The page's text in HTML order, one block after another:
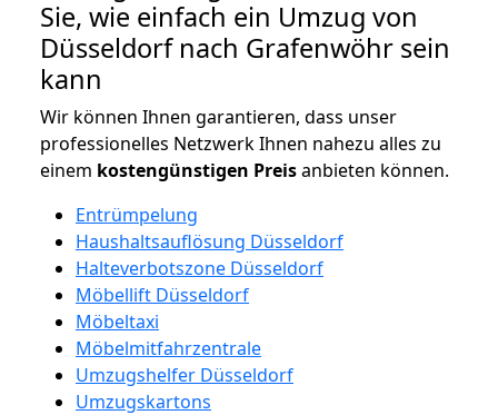
Sie, wie einfach ein Umzug von
Düsseldorf nach Grafenwöhr sein
kann
Wir können Ihnen garantieren, dass unser
professionelles Netzwerk Ihnen nahezu alles zu
einem kostengünstigen Preisanbieten können.
Entrümpelung
Haushaltsauflösung Düsseldorf
Halteverbotszone Düsseldorf
Möbellift Düsseldorf
Möbeltaxi
Möbelmitfahrzentrale
Umzugshelfer Düsseldorf
Umzugskartons